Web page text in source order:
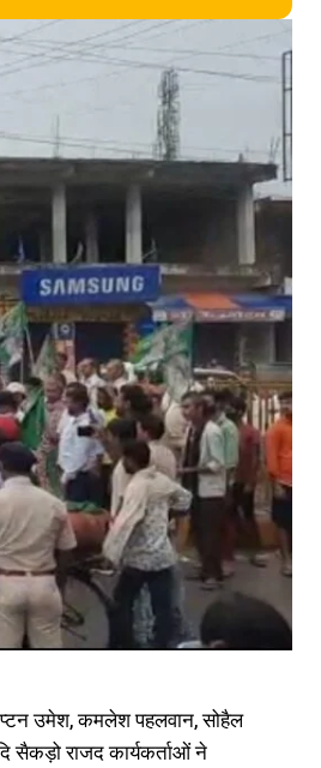
उमेश, कमलेश पहलवान, सोहैल
सैकड़ो राजद कार्यकर्ताओं ने